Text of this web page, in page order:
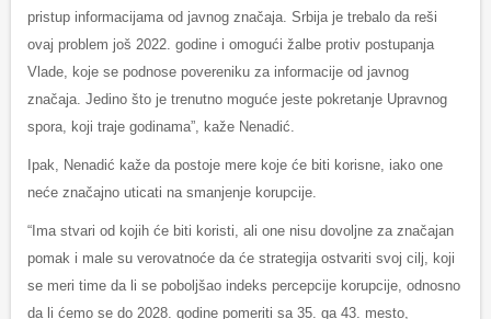
pristup informacijama od javnog značaja. Srbija je trebalo da reši
ovaj problem još 2022. godine i omogući žalbe protiv postupanja
Vlade, koje se podnose povereniku za informacije od javnog
značaja. Jedino što je trenutno moguće jeste pokretanje Upravnog
spora, koji traje godinama”, kaže Nenadić.
Ipak, Nenadić kaže da postoje mere koje će biti korisne, iako one
neće značajno uticati na smanjenje korupcije.
“Ima stvari od kojih će biti koristi, ali one nisu dovoljne za značajan
pomak i male su verovatnoće da će strategija ostvariti svoj cilj, koji
se meri time da li se poboljšao indeks percepcije korupcije, odnosno
da li ćemo se do 2028. godine pomeriti sa 35. ga 43. mesto,